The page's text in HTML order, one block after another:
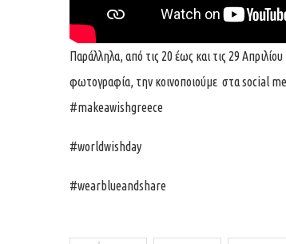
Παράλληλα, από τις 20 έως και τις 29
φωτογραφία, την κοινοποιούμε στα social
#makeawishgreece
#worldwishday
#wearblueandshare